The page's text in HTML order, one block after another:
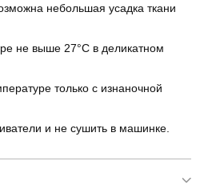
небольшая усадка ткани
не выше 27°C в деликатном
только с изнаночной
и не сушить в машинке.